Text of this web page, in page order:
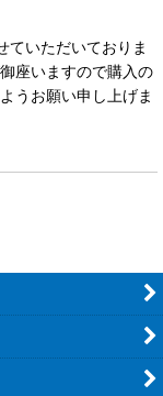
ていただいておりま
座いますので購入の
うお願い申し上げま